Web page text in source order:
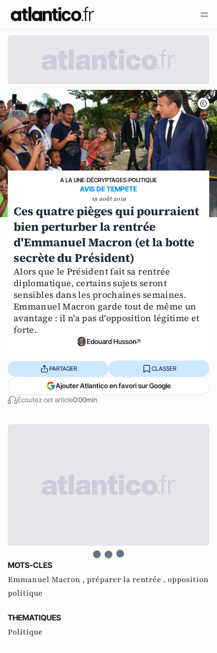
A LA UNE›DÉCRYPTAGES›POLITIQUE
AVIS DE TEMPETE
19 août 2019
Ces quatre pièges qui pourraient
bien perturber la rentrée
d'Emmanuel Macron (et la botte
secrète du Président)
Alors que le Président fait sa rentrée
diplomatique, certains sujets seront
sensibles dans les prochaines semaines.
Emmanuel Macron garde tout de même un
avantage : il n'a pas d'opposition légitime et
forte.
Edouard Husson
Écoutez cet article0:00min
PARTAGER CLASSER
Ajouter Atlantico en favori sur Google
MOTS-CLES
Emmanuel Macron , préparer la rentrée , opposition
politique
THEMATIQUES
Politique